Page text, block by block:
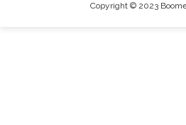
Copyright © 2023